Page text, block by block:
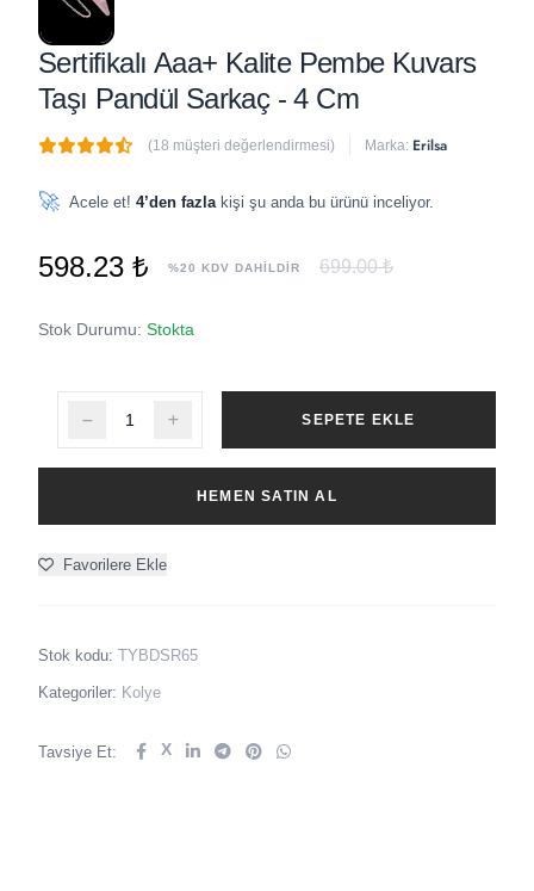
Sertifikalı Aaa+ Kalite Pembe Kuvars
Taşı Pandül Sarkaç - 4 Cm
(18 müşteri değerlendirmesi) Marka: Erilsa
🚀 Acele et! 4’den fazla kişi şu anda bu ürünü inceliyor.
598.23 ₺ %20 KDV DAHİLDİR 699.00 ₺
Stok Durumu: Stokta
SEPETE EKLE
HEMEN SATIN AL
Favorilere Ekle
Stok kodu: TYBDSR65
Kategoriler: Kolye
Tavsiye Et: X